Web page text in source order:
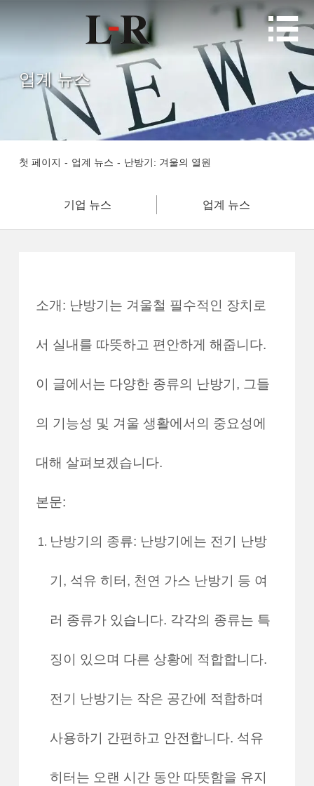

업계 뉴스
첫 페이지 - 업계 뉴스 - 난방기: 겨울의 열원
기업 뉴스 업계 뉴스
소개: 난방기는 겨울철 필수적인 장치로
서 실내를 따뜻하고 편안하게 해줍니다.
이 글에서는 다양한 종류의 난방기, 그들
의 기능성 및 겨울 생활에서의 중요성에
대해 살펴보겠습니다.
본문:
난방기의 종류: 난방기에는 전기 난방
기, 석유 히터, 천연 가스 난방기 등 여
러 종류가 있습니다. 각각의 종류는 특
징이 있으며 다른 상황에 적합합니다.
전기 난방기는 작은 공간에 적합하며
사용하기 간편하고 안전합니다. 석유
히터는 오랜 시간 동안 따뜻함을 유지